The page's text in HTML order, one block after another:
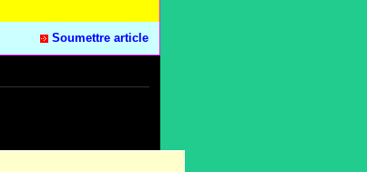
Soumettre article